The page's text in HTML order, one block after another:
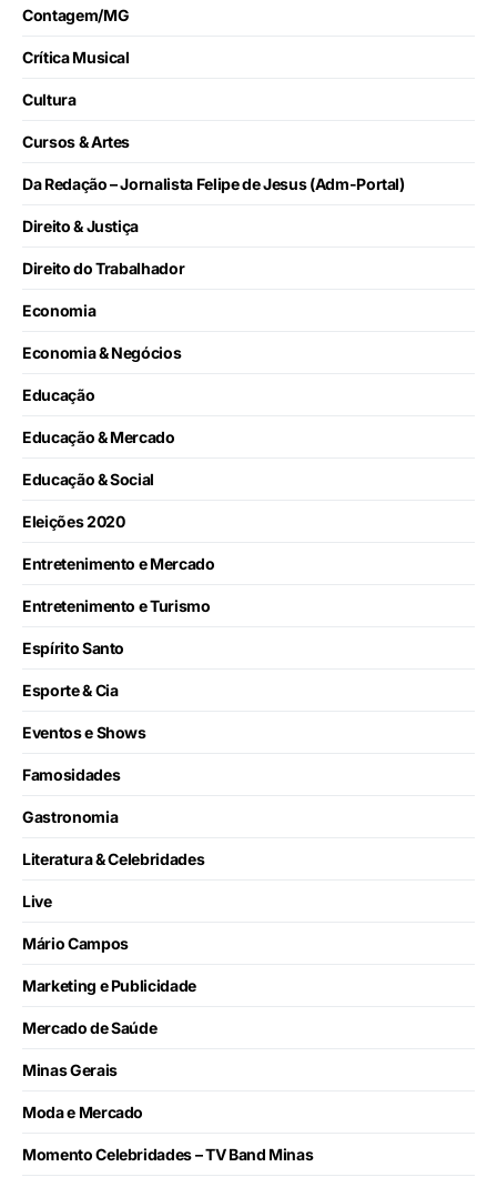
Contagem/MG
Crítica Musical
Cultura
Cursos & Artes
Da Redação – Jornalista Felipe de Jesus (Adm-Portal)
Direito & Justiça
Direito do Trabalhador
Economia
Economia & Negócios
Educação
Educação & Mercado
Educação & Social
Eleições 2020
Entretenimento e Mercado
Entretenimento e Turismo
Espírito Santo
Esporte & Cia
Eventos e Shows
Famosidades
Gastronomia
Literatura & Celebridades
Live
Mário Campos
Marketing e Publicidade
Mercado de Saúde
Minas Gerais
Moda e Mercado
Momento Celebridades – TV Band Minas